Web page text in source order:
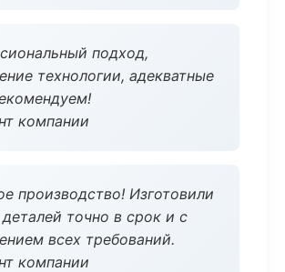
подход,
технологии, адекватные
компании
производство! Изготовили
точно в срок и с
всех требований.
компании